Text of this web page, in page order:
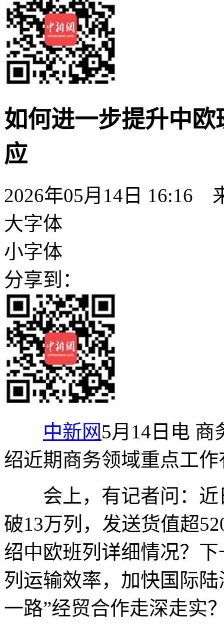
如何进一步提升中
应
2026年05月14日 16:16
大字体
小字体
分享到：
中新网5月14日电 商
绍近期商务领域重点工
会上，有记者问：近
破13万列，发送货值超
绍中欧班列详细情况？
列运输效率，加快国际
一路”经贸合作走深走实